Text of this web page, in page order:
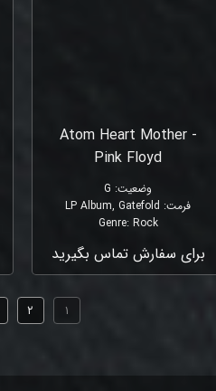
Atom Heart Mother -
Pink Floyd
وضعیت:
G
فرمت:
LP Album, Gatefold
Genre: Rock
برای سفارش تماس بگیرید
۱ ۲